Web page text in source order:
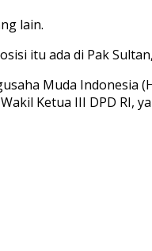
lain.
itu ada di Pak
Muda Indonesia
Ketua III DPD RI,